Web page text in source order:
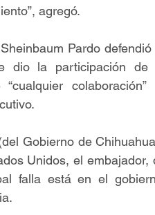
agregó.
Pardo
dio la participación
“cualquier
Gobierno de
Unidos, el
falla está en el